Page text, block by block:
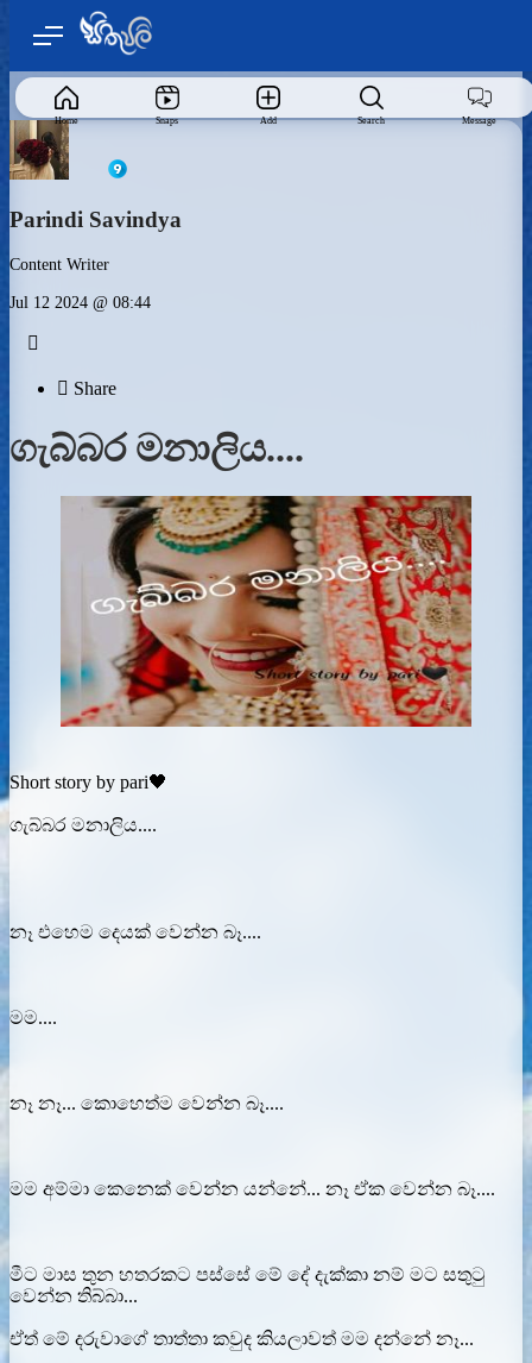
Home Snaps Add Search Message
Parindi Savindya
Content Writer
Jul 12 2024 @ 08:44

 Share
ගැබ්බර මනාලිය....
Short story by pari🖤
ගැබ්බර මනාලිය....
නෑ එහෙම දෙයක් වෙන්න බෑ....
මම....
නෑ නෑ... කොහෙත්ම වෙන්න බෑ....
මම අම්මා කෙනෙක් වෙන්න යන්නේ... නෑ ඒක වෙන්න බෑ....
මීට මාස තුන හතරකට පස්සේ මේ දේ දැක්කා නම් මට සතුටු
වෙන්න තිබ්බා...
ඒත් මේ දරුවාගේ තාත්තා කවුද කියලාවත් මම දන්නේ නෑ...